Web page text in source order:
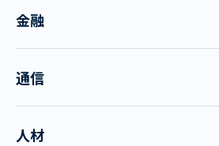
金融
通信
人材